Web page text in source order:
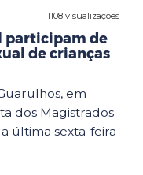
1108 visualizações
participam de
de crianças
em
dos Magistrados
última sexta-feira